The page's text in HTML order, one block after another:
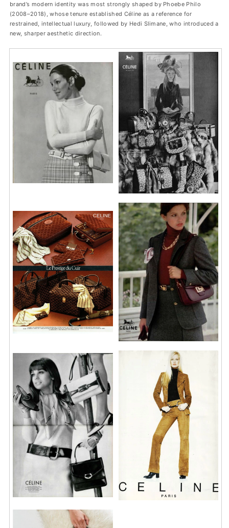
brand’s modern identity was most strongly shaped by Phoebe Philo
(2008–2018), whose tenure established Céline as a reference for
restrained, intellectual luxury, followed by Hedi Slimane, who introduced a
new, sharper aesthetic direction.